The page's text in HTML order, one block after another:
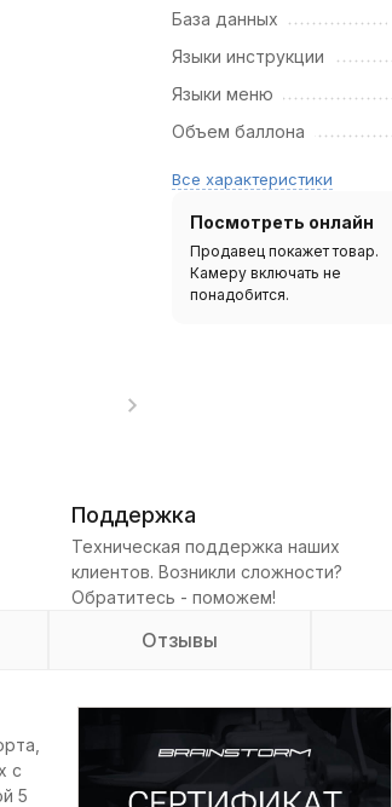
База данных
Языки инструкции
Языки меню
Объем баллона
Все характеристики
Посмотреть онлайн
Продавец покажет товар.
Камеру включать не
понадобится.
Поддержка
Техническая поддержка наших
клиентов. Возникли сложности?
Обратитесь - поможем!
Отзывы
с
5